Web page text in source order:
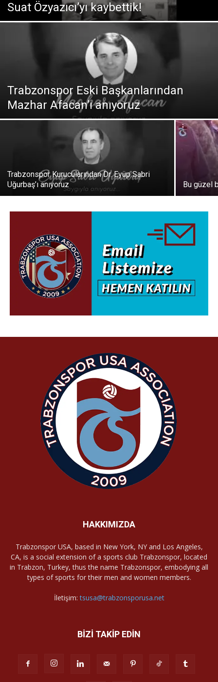
Suat Özyazıcı’yı kaybettik!
Trabzonspor Eski Başkanlarından
Mazhar Afacan’ı anıyoruz
Trabzonspor Kurucularından Dr. Eyüp Sabri
Uğurbaş’ı anıyoruz
Bu güzel
HAKKIMIZDA
Trabzonspor USA, based in New York, NY and Los Angeles,
CA, is a social extension of a sports club Trabzonspor, located
in Trabzon, Turkey, thus the name Trabzonspor, embodying all
types of sports for their men and women members.
İletişim:tsusa@trabzonsporusa.net
BİZİ TAKİP EDİN